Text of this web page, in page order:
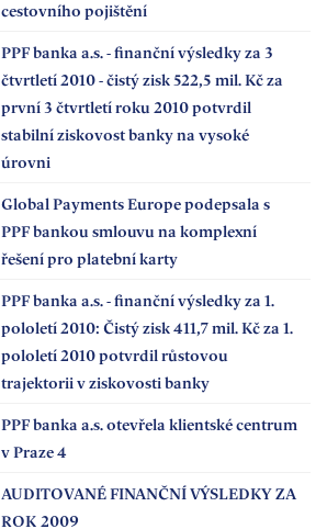
cestovního pojištění
PPF banka a.s. - finanční výsledky za 3
čtvrtletí 2010 - čistý zisk 522,5 mil. Kč za
první 3 čtvrtletí roku 2010 potvrdil
stabilní ziskovost banky na vysoké
úrovni
Global Payments Europe podepsala s
PPF bankou smlouvu na komplexní
řešení pro platební karty
PPF banka a.s. - finanční výsledky za 1.
pololetí 2010: Čistý zisk 411,7 mil. Kč za 1.
pololetí 2010 potvrdil růstovou
trajektorii v ziskovosti banky
PPF banka a.s. otevřela klientské centrum
v Praze 4
AUDITOVANÉ FINANČNÍ VÝSLEDKY ZA
ROK 2009